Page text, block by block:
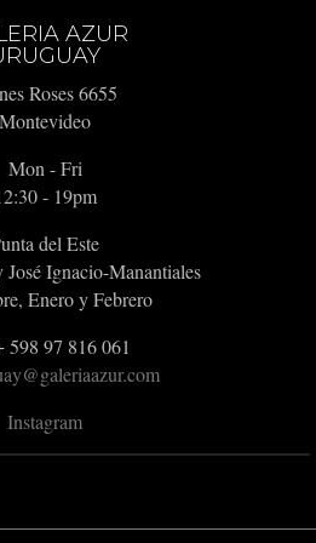
AZUR
Roses 6655
Montevideo
Mon - Fri
- 19pm
del Este
Ignacio-Manantiales
Enero y Febrero
598 97 816 061
Instagram